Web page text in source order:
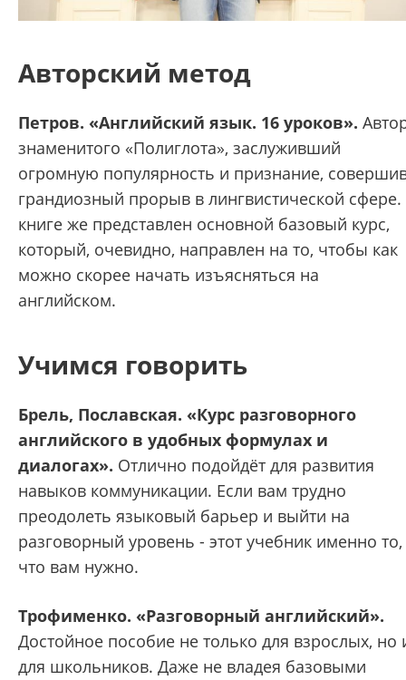
Авторский метод
Петров. «Английский язык. 16 уроков».
знаменитого «Полиглота», заслуживший
огромную популярность и признание,
грандиозный прорыв в лингвистической
книге же представлен основной базовый курс,
который, очевидно, направлен на то, чтобы как
можно скорее начать изъясняться на
английском.
Учимся говорить
Брель, Пославская. «Курс разговорного
английского в удобных формулах и
диалогах». Отлично подойдёт для развития
навыков коммуникации. Если вам трудно
преодолеть языковый барьер и выйти на
разговорный уровень - этот учебник именно то,
что вам нужно.
Трофименко. «Разговорный английский».
Достойное пособие не только для взрослых, но
для школьников. Даже не владея базовыми